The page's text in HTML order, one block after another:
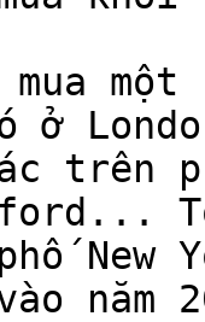
mua
ở
trên
New
năm